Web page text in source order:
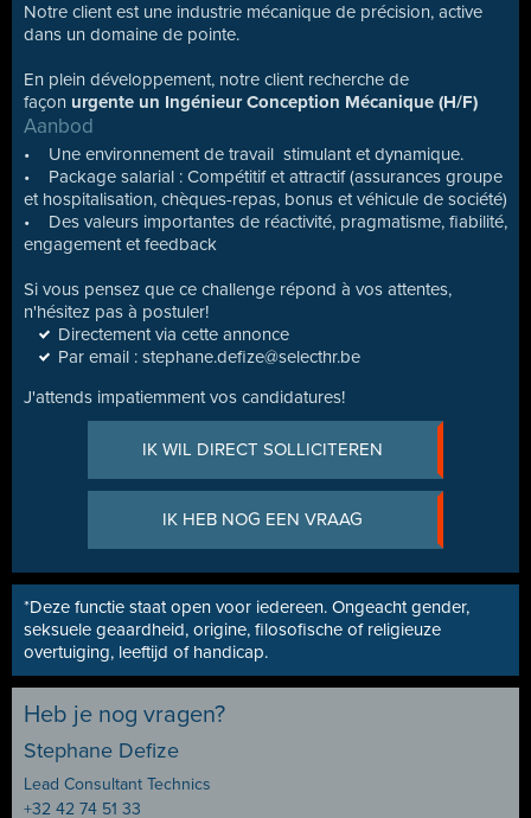
Notre client est une industrie mécanique de précision, active
dans un domaine de pointe.
En plein développement, notre client recherche de
façon urgente un Ingénieur Conception Mécanique (H/F)
Aanbod
• Une environnement de travail stimulant et dynamique.
• Package salarial : Compétitif et attractif (assurances groupe
et hospitalisation, chèques-repas, bonus et véhicule de société)
• Des valeurs importantes de réactivité, pragmatisme, fiabilité,
engagement et feedback
Si vous pensez que ce challenge répond à vos attentes,
n'hésitez pas à postuler!
Directement via cette annonce
Par email : stephane.defize@selecthr.be
J'attends impatiemment vos candidatures!
IK WIL DIRECT SOLLICITEREN
IK HEB NOG EEN VRAAG
*Deze functie staat open voor iedereen. Ongeacht gender,
seksuele geaardheid, origine, filosofische of religieuze
overtuiging, leeftijd of handicap.
Heb je nog vragen?
Stephane Defize
Lead Consultant Technics
+32 42 74 51 33